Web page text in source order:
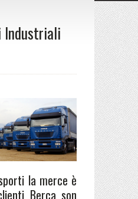
Industriali
la merce è
Berca son